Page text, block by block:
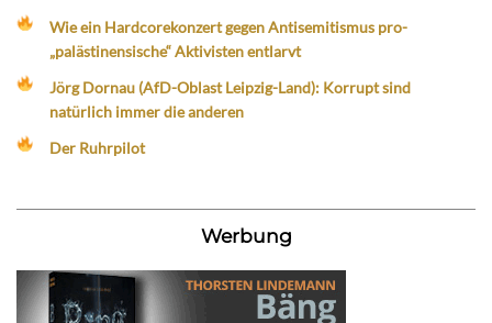
Wie ein Hardcorekonzert gegen Antisemitismus pro-
„palästinensische“ Aktivisten entlarvt
Jörg Dornau (AfD-Oblast Leipzig-Land): Korrupt sind
natürlich immer die anderen
Der Ruhrpilot
Werbung